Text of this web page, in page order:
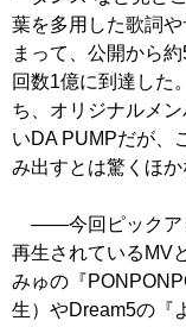
葉を多用した歌詞
まって、公開から
回数1億に到達した
ち、オリジナルメ
いDA PUMPだが、
み出すとは驚くほか
――今回ピックア
再生されているMV
みゅの『
生）やDream5の『